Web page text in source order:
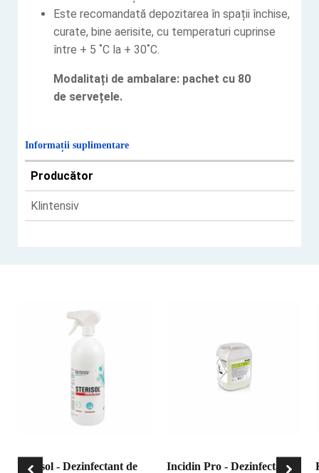
Este recomandată depozitarea în spații închise,
curate, bine aerisite, cu temperaturi cuprinse
între + 5 ˚C la + 30˚C.
Modalitați de ambalare: pachet cu 80
de servețele.
Informații suplimentare
Producător
Klintensiv
Sterisol - Dezinfectant de Incidin Pro - Dezinfectant